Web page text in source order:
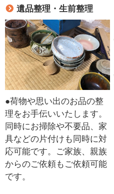
遺品整理・生前整理
●荷物や思い出のお品の整
理をお手伝いいたします。
同時にお掃除や不要品、家
具などの片付けも同時に対
応可能です。ご家族、親族
からのご依頼もご依頼可能
です。